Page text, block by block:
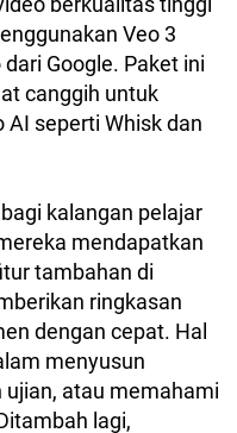
Veo 3
Google. Paket ini
canggih untuk
seperti Whisk dan
kalangan pelajar
mendapatkan
tambahan di
ringkasan
dengan cepat. Hal
menyusun
ujian, atau memahami
lagi,